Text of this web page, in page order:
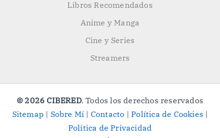
Libros Recomendados
Anime y Manga
Cine y Series
Streamers
© 2026 CIBERED. Todos los derechos reservados
Sitemap | Sobre Mí | Contacto |Política de Cookies |
Política de Privacidad